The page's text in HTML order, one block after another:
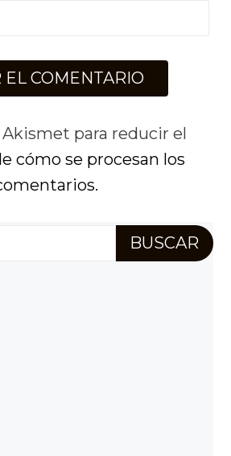
para reducir el
cómo se procesan los